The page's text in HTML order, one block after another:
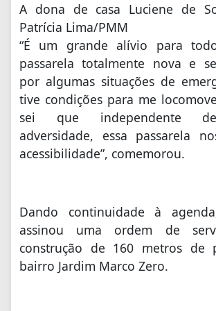
A dona de casa Luciene de
Patrícia Lima/PMM
“É um grande alívio para
passarela totalmente nova e
por algumas situações de
tive condições para me
sei que independente
adversidade, essa passarela
acessibilidade”, comemorou.
Dando continuidade à
assinou uma ordem de
construção de 160 metros de
bairro Jardim Marco Zero.